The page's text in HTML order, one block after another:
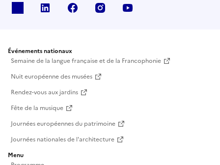
Linkedin Facebook Instagram
Événements nationaux
Semaine de la langue française et de la Francophonie
Nuit européenne des musées
Rendez-vous aux jardins
Fête de la musique
Journées européennes du patrimoine
Journées nationales de l'architecture
Menu